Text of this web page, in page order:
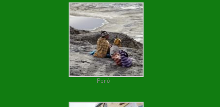
Perú